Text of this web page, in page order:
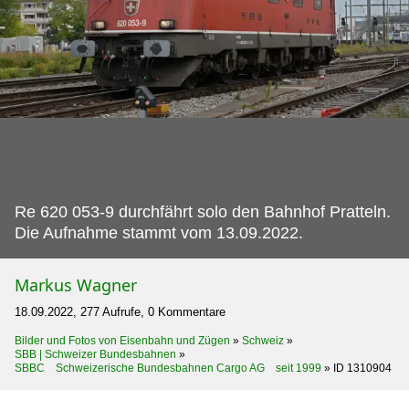
Re 620 053-9 durchfährt solo den Bahnhof Pratteln.
Die Aufnahme stammt vom 13.09.2022.
Markus Wagner
18.09.2022, 277 Aufrufe, 0 Kommentare
Bilder und Fotos von Eisenbahn und Zügen » Schweiz »
SBB | Schweizer Bundesbahnen »
SBBC Schweizerische Bundesbahnen Cargo AG seit 1999 » ID 1310904